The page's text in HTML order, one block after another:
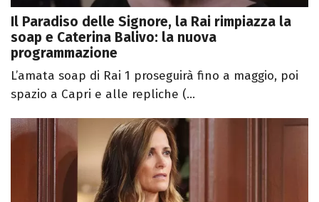
Il Paradiso delle Signore, la Rai rimpiazza la
soap e Caterina Balivo: la nuova
programmazione
L’amata soap di Rai 1 proseguirà fino a maggio, poi
spazio a Capri e alle repliche (...